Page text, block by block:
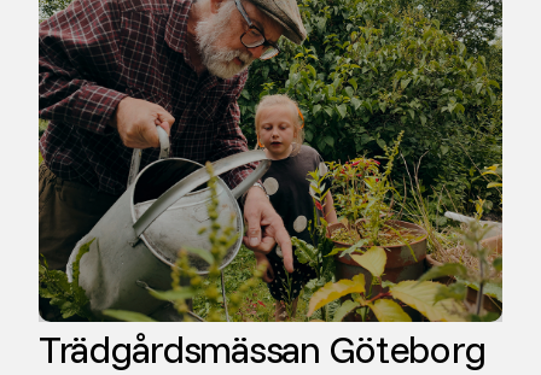
Trädgårdsmässan Göteborg